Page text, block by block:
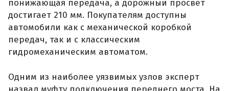
понижающая передача, а дорожный просвет
достигает 210 мм. Покупателям доступны
автомобили как с механической коробкой
передач, так и с классическим
гидромеханическим автоматом.
Одним из наиболее уязвимых узлов эксперт